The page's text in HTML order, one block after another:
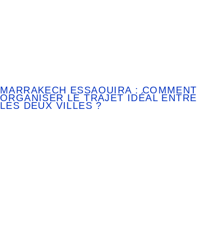
MARRAKECH ESSAOUIRA : COMMENT
ORGANISER LE TRAJET IDÉAL ENTRE
LES DEUX VILLES ?